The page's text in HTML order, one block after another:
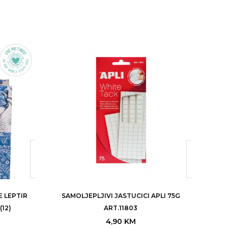
LEPTIR
SAMOLJEPLJIVI JASTUCICI APLI 75G
ART.11803
4,90 KM